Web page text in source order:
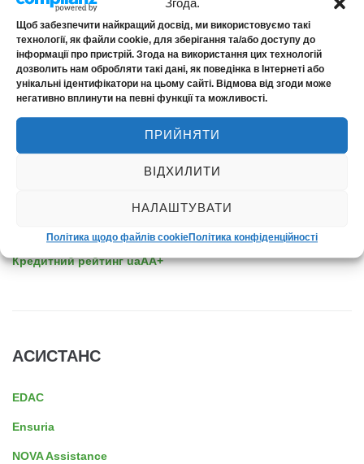
Згода.
Щоб забезпечити найкращий досвід, ми використовуємо такі
технології, як файли cookie, для зберігання та/або доступу до
інформації про пристрій. Згода на використання цих технологій
дозволить нам обробляти такі дані, як поведінка в Інтернеті або
унікальні ідентифікатори на цьому сайті. Відмова від згоди може
негативно вплинути на певні функції та можливості.
ПРИЙНЯТИ
ВІДХИЛИТИ
НАЛАШТУВАТИ
Політика щодо файлів cookieПолітика конфіденційності
ПРО КОМПАНІЮ
Про нас
Новини
Фінансовий рейтинг uaAA+
Кредитний рейтинг uaAA+
АСИСТАНС
EDAC
Ensuria
NOVA Assistance